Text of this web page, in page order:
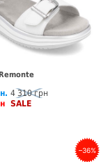
4 310 грн
SALE
–36%